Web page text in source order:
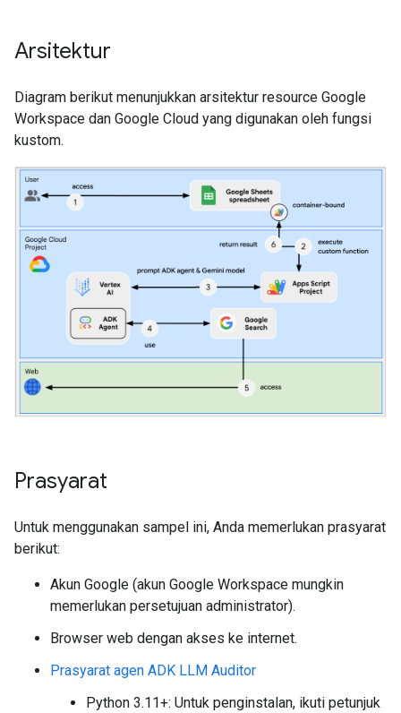
Arsitektur
Diagram berikut menunjukkan arsitektur resource Google
Workspace dan Google Cloud yang digunakan oleh fungsi
kustom.
Prasyarat
Untuk menggunakan sampel ini, Anda memerlukan prasyarat
berikut:
Akun Google (akun Google Workspace mungkin
memerlukan persetujuan administrator).
Browser web dengan akses ke internet.
Prasyarat agen ADK LLM Auditor
Python 3.11+: Untuk penginstalan, ikuti petunjuk